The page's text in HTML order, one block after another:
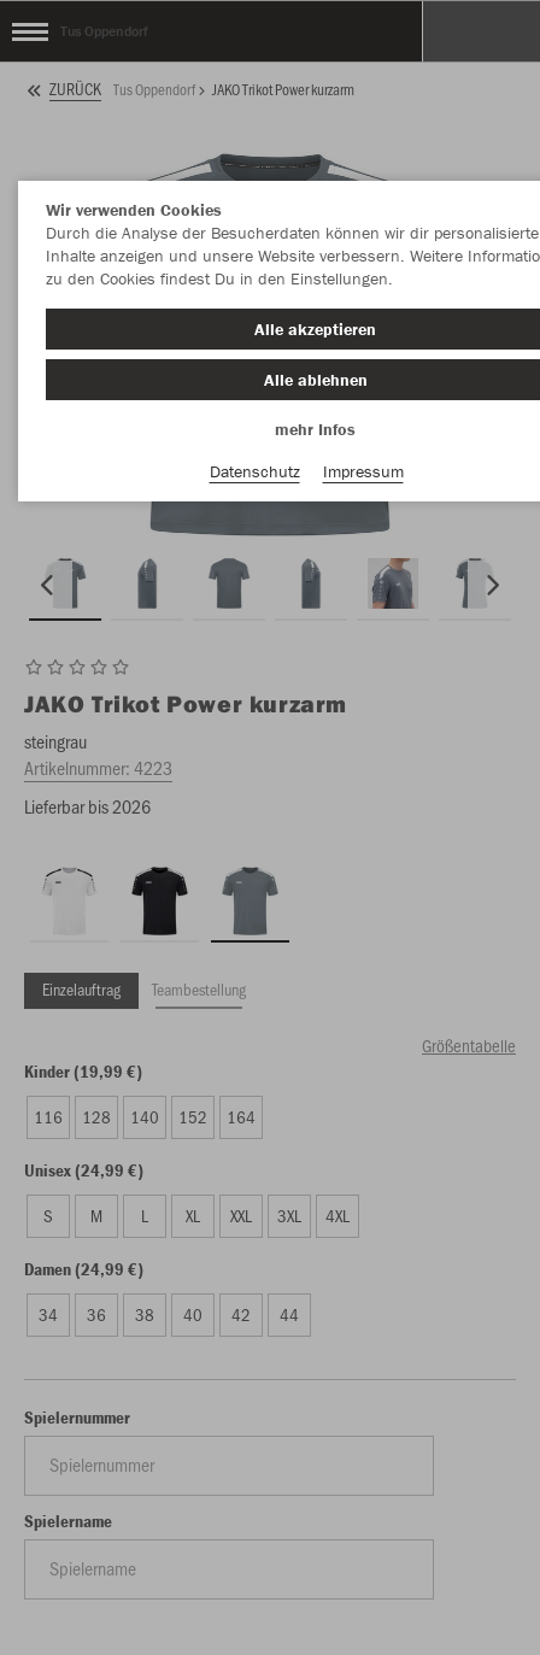
Tus Oppendorf
ZURÜCK Tus Oppendorf JAKO Trikot Power kurzarm
JAKO Trikot Power kurzarm
steingrau
Artikelnummer:4223
Lieferbar bis 2026
Einzelauftrag Teambestellung
Größentabelle
Kinder (19,99 €)
116 128 140 152 164
Unisex (24,99 €)
S M L XL XXL 3XL 4XL
Damen (24,99 €)
34 36 38 40 42 44
Spielernummer
Spielername
Wir verwenden Cookies
Durch die Analyse der Besucherdaten können wir dir personalisierte
Inhalte anzeigen und unsere Website verbessern. Weitere
zu den Cookies findest Du in den Einstellungen.
Alle akzeptieren
Alle ablehnen
mehr Infos
Datenschutz
Impressum